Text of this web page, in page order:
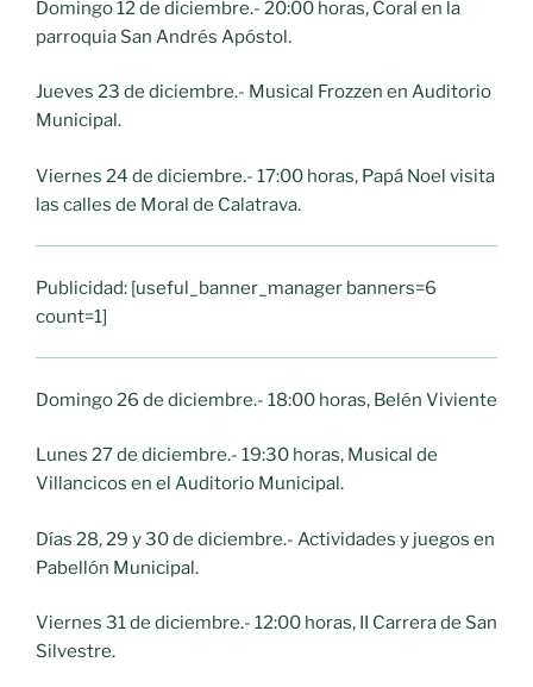
Domingo 12 de diciembre.- 20:00 horas, Coral en la
parroquia San Andrés Apóstol.
Jueves 23 de diciembre.- Musical Frozzen en Auditorio
Municipal.
Viernes 24 de diciembre.- 17:00 horas, Papá Noel visita
las calles de Moral de Calatrava.
Publicidad: [useful_banner_manager banners=6
count=1]
Domingo 26 de diciembre.- 18:00 horas, Belén Viviente
Lunes 27 de diciembre.- 19:30 horas, Musical de
Villancicos en el Auditorio Municipal.
Días 28, 29 y 30 de diciembre.- Actividades y juegos en
Pabellón Municipal.
Viernes 31 de diciembre.- 12:00 horas, II Carrera de San
Silvestre.